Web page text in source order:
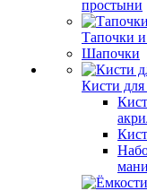
простыни
Тапочки
Шапочки
Кисти